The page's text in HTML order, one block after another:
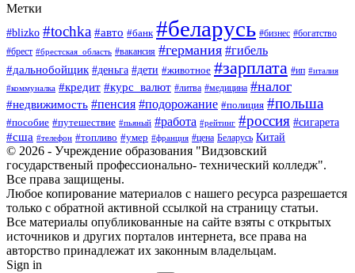
Метки
#blizko #tochka #авто #банк #беларусь #бизнес #богатство
#брест #брестская_область #вакансия #германия #гибель
#дальнобойщик #деньга #дети #животное #зарплата #ип #италия
#коммуналка #кредит #курс_валют #литва #медицина #налог
#недвижимость #пенсия #подорожание #полиция #польша
#пособие #путешествие #пьяный #работа #рейтинг #россия #сигарета
#сша #телефон #топливо #умер #франция #цена Беларусь Китай
© 2026 - Учреждение образования "Видзовский
государственый профессионально- технический колледж".
Все права защищены.
Любое копирование материалов с нашего ресурса разрешается
только с обратной активной ссылкой на страницу статьи.
Все материалы опубликованные на сайте взяты с открытых
источников и других порталов интернета, все права на
авторство принадлежат их законным владельцам.
Sign in